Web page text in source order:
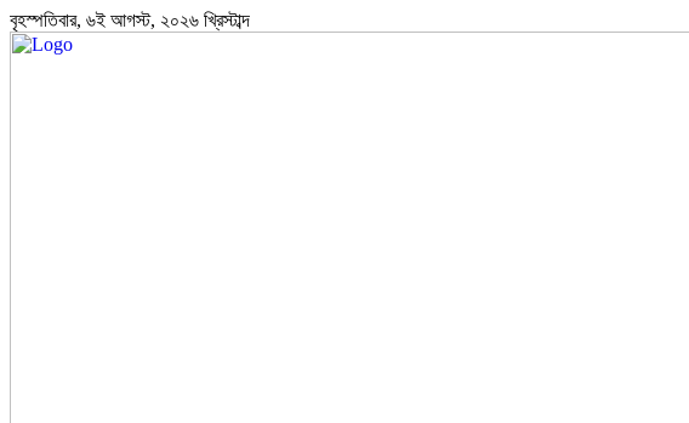
বৃহস্পতিবার, ৬ই আগস্ট, ২০২৬ খ্রিস্টাব্দ